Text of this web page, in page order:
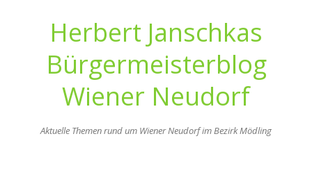
Herbert Janschkas
Bürgermeisterblog
Wiener Neudorf
Aktuelle Themen rund um Wiener Neudorf im Bezirk Mödling